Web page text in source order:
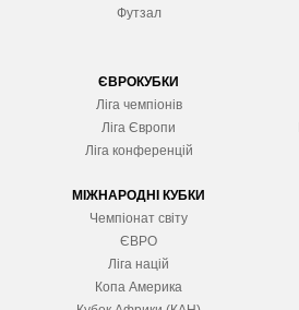
Футзал
ЄВРОКУБКИ
Ліга чемпіонів
Ліга Європи
Ліга конференцій
МІЖНАРОДНІ КУБКИ
Чемпіонат світу
ЄВРО
Ліга націй
Копа Америка